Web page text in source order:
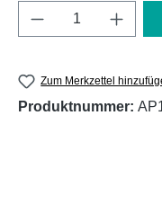
Produkt
Zum Merkzettel
Produktnummer: